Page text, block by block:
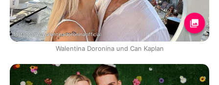
Instagram / walentinadoroninaofficial
Walentina Doronina und Can Kaplan